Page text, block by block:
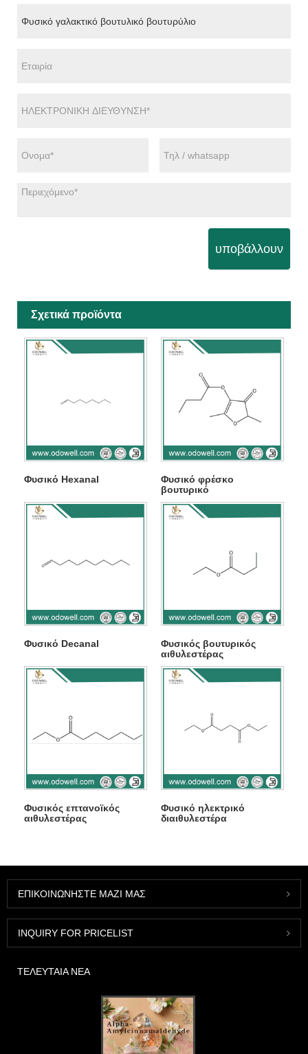
υποβάλλουν
Σχετικά προϊόντα
Φυσικό Hexanal
Φυσικό φρέσκο ​​
βουτυρικό
Φυσικό Decanal
Φυσικός βουτυρικός
αιθυλεστέρας
Φυσικός επτανοϊκός
αιθυλεστέρας
Φυσικό ηλεκτρικό
διαιθυλεστέρα
ΕΠΙΚΟΙΝΩΝΉΣΤΕ ΜΑΖΊ ΜΑΣ
INQUIRY FOR PRICELIST
ΤΕΛΕΥΤΑΊΑ ΝΈΑ